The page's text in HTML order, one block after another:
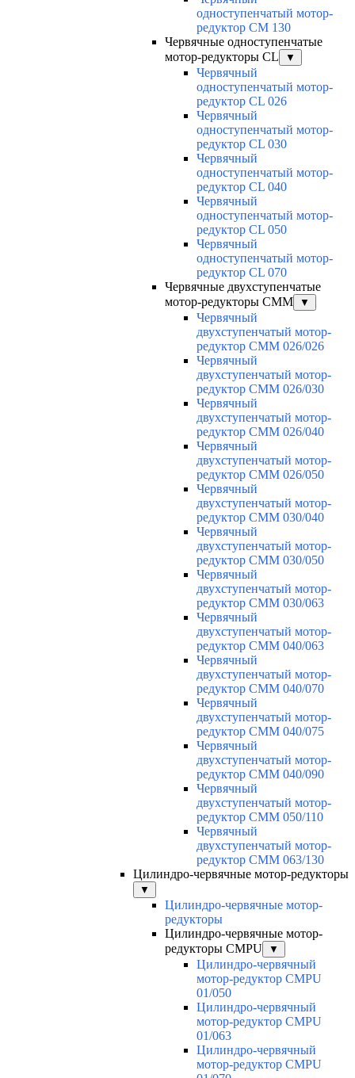
одноступенчатый мотор-
редуктор CM 130
Червячные одноступенчатые
мотор-редукторы CL
▼
Червячный
одноступенчатый мотор-
редуктор CL 026
Червячный
одноступенчатый мотор-
редуктор CL 030
Червячный
одноступенчатый мотор-
редуктор CL 040
Червячный
одноступенчатый мотор-
редуктор CL 050
Червячный
одноступенчатый мотор-
редуктор CL 070
Червячные двухступенчатые
мотор-редукторы CMM
▼
Червячный
двухступенчатый мотор-
редуктор CMM 026/026
Червячный
двухступенчатый мотор-
редуктор CMM 026/030
Червячный
двухступенчатый мотор-
редуктор CMM 026/040
Червячный
двухступенчатый мотор-
редуктор CMM 026/050
Червячный
двухступенчатый мотор-
редуктор CMM 030/040
Червячный
двухступенчатый мотор-
редуктор CMM 030/050
Червячный
двухступенчатый мотор-
редуктор CMM 030/063
Червячный
двухступенчатый мотор-
редуктор CMM 040/063
Червячный
двухступенчатый мотор-
редуктор CMM 040/070
Червячный
двухступенчатый мотор-
редуктор CMM 040/075
Червячный
двухступенчатый мотор-
редуктор CMM 040/090
Червячный
двухступенчатый мотор-
редуктор CMM 050/110
Червячный
двухступенчатый мотор-
редуктор CMM 063/130
Цилиндро-червячные мотор-редукторы
▼
Цилиндро-червячные мотор-
редукторы
Цилиндро-червячные мотор-
редукторы CMPU
▼
Цилиндро-червячный
мотор-редуктор CMPU
01/050
Цилиндро-червячный
мотор-редуктор CMPU
01/063
Цилиндро-червячный
мотор-редуктор CMPU